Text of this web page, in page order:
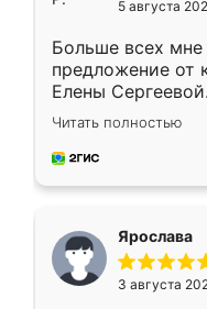
5 августа
Больше всех мне
предложение от
Елены
короткие сроки
для замера
предложил по
Читать полностью
Ярослава
3 августа